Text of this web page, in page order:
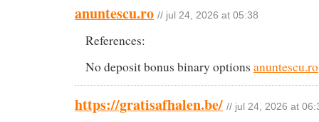
anuntescu.ro // jul 24, 2026 at 05:38
References:
No deposit bonus binary options anuntescu.ro
https://gratisafhalen.be/ // jul 24, 2026 at